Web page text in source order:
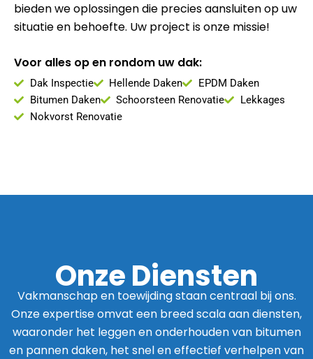
bieden we oplossingen die precies aansluiten op uw
situatie en behoefte. Uw project is onze missie!
Voor alles op en rondom uw dak:
Dak Inspectie Hellende Daken
EPDM Daken
Bitumen Daken
Schoorsteen Renovatie
Lekkages
Nokvorst Renovatie
Onze Diensten
Vakmanschap en toewijding staan centraal bij ons.
Onze expertise omvat een breed scala aan diensten,
waaronder het leggen en onderhouden van bitumen
en pannen daken, het snel en effectief verhelpen van